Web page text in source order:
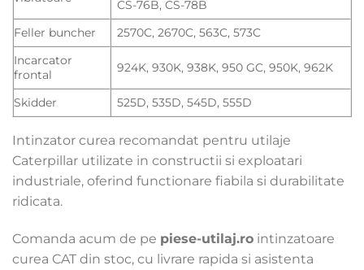
CS-76B, CS-78B
Feller buncher
2570C, 2670C, 563C, 573C
Incarcator
frontal
924K, 930K, 938K, 950 GC, 950K, 962K
Skidder 525D, 535D, 545D, 555D
Intinzator curea recomandat pentru utilaje
Caterpillar utilizate in constructii si exploatari
industriale, oferind functionare fiabila si durabilitate
ridicata.
Comanda acum de pe piese-utilaj.ro intinzatoare
curea CAT din stoc, cu livrare rapida si asistenta